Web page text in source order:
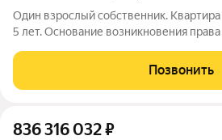
Один взрослый собственник.
5 лет. Основание возникновения
подготовлены к сделке. Без долгов.
Альтернатива на другой район.
Позвонить
836 316 032₽